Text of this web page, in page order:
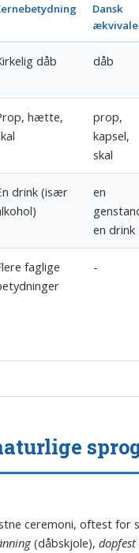
Dansk
dåb dåb
hætte,
prop,
kapsel,
skal
drink (især
en
en drink
faglige
-
ceremoni, oftest for
(dåbskjole),dopfest